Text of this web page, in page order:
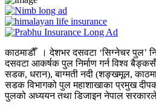
काठमाडौँ । देशभर दसवटा ‘सिग्नेचर पुल’
दसवटा आकर्षक पुल निर्माण गर्न विश्व
सडक, धरान), बाग्मती नदी (शङ्खमूल,
सडक विभागको पुल महाशाखाका प्रमुख
पुलको अध्ययन तथा डिजाइन नेपाल सरकारले